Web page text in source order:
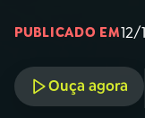
PUBLICADO EM12/
Ouça agora